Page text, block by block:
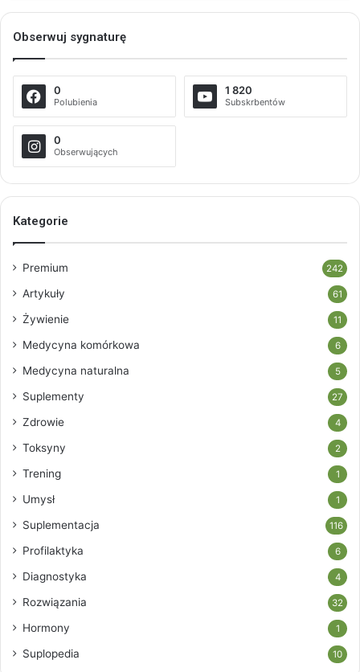
Obserwuj sygnaturę
0
Polubienia
1 820
Subskrbentów
0
Obserwujących
Kategorie
Premium 242
Artykuły 61
Żywienie 11
Medycyna komórkowa 6
Medycyna naturalna 5
Suplementy 27
Zdrowie 4
Toksyny 2
Trening 1
Umysł 1
Suplementacja 116
Profilaktyka 6
Diagnostyka 4
Rozwiązania 32
Hormony 1
Suplopedia 10